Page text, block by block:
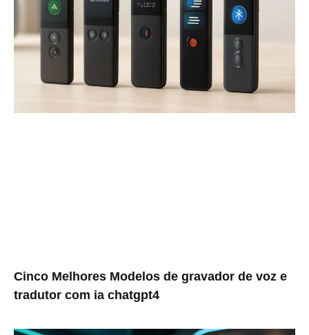
Cinco Melhores Modelos de gravador de voz e
tradutor com ia chatgpt4